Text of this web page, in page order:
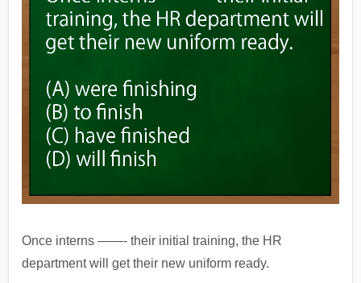
Once interns ——- their initial training, the HR
department will get their new uniform ready.